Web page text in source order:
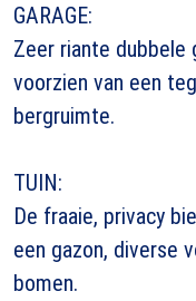
GARAGE:
Zeer riante dubbele
voorzien van een
bergruimte.
TUIN:
De fraaie, privacy
een gazon, diverse
bomen.